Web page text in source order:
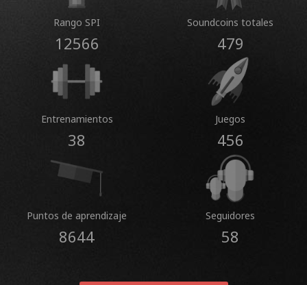
Rango SPI
12566
Soundcoins totales
479
Entrenamientos
38
Juegos
456
Puntos de aprendizaje
8644
Seguidores
58